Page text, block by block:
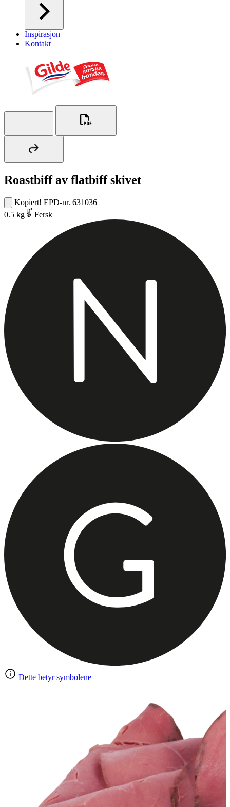
Inspirasjon
Kontakt
Roastbiff av flatbiff skivet
Kopiert! EPD-nr. 631036
0.5 kg
Fersk
Dette betyr symbolene